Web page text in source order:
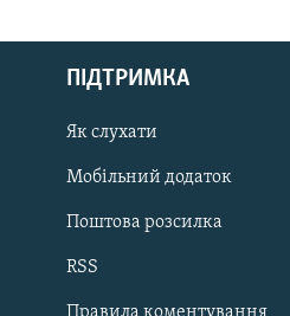
РУС
ДОЛУЧАЙСЯ!
ПІДТРИМКА
Як слухати
Мобільний додаток
Поштова розсилка
RSS